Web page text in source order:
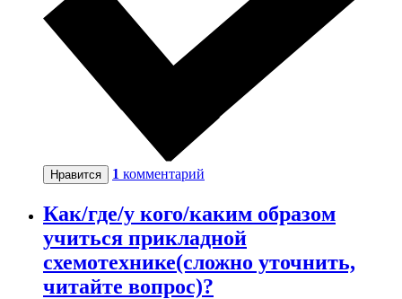
Нравится 1 комментарий
Как/где/у кого/каким образом
учиться прикладной
схемотехнике(сложно уточнить,
читайте вопрос)?